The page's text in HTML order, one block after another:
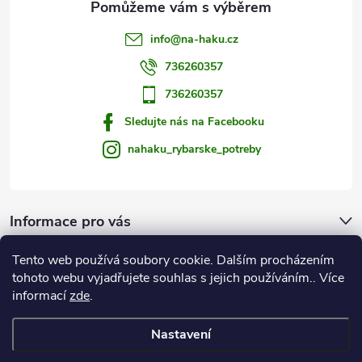
Tento web používá soubory cookie. Dalším procházením
tohoto webu vyjadřujete souhlas s jejich používáním.. Více
informacízde.
Nastavení
Informace pro vás
Zprávy od vody
info@na-haku.cz
736260357
736260357
Sledujte nás na Facebooku
nahaku_rybarske_potreby